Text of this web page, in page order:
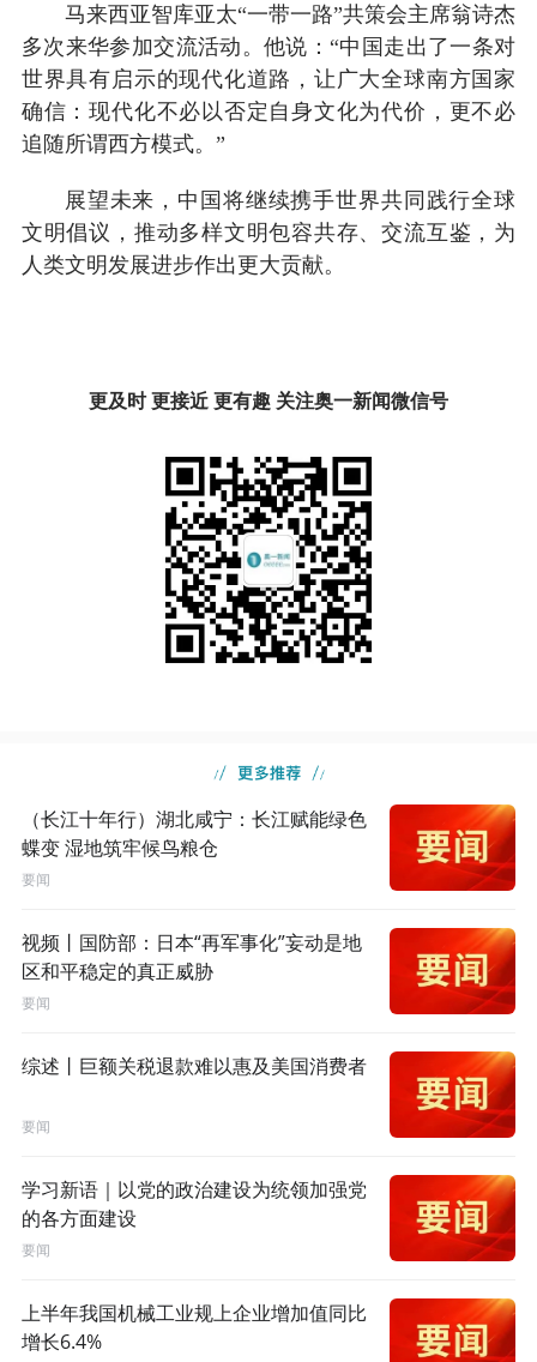
马来西亚智库亚太“一带一路”共策会主席翁诗杰
多次来华参加交流活动。他说：“中国走出了一条对
世界具有启示的现代化道路，让广大全球南方国家
确信：现代化不必以否定自身文化为代价，更不必
追随所谓西方模式。”
展望未来，中国将继续携手世界共同践行全球
文明倡议，推动多样文明包容共存、交流互鉴，为
人类文明发展进步作出更大贡献。
更及时 更接近 更有趣 关注奥一新闻微信号
（长江十年行）湖北咸宁：长江赋能绿色
蝶变 湿地筑牢候鸟粮仓
要闻
视频丨国防部：日本“再军事化”妄动是地
区和平稳定的真正威胁
要闻
综述丨巨额关税退款难以惠及美国消费者
要闻
学习新语｜以党的政治建设为统领加强党
的各方面建设
要闻
上半年我国机械工业规上企业增加值同比
增长6.4%